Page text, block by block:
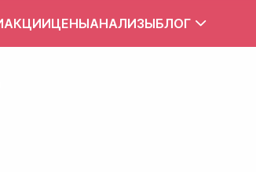
АКЦИИЦЕНЫАНАЛИЗЫБЛОГ